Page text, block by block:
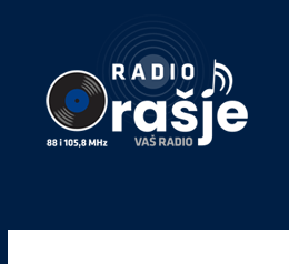
website!